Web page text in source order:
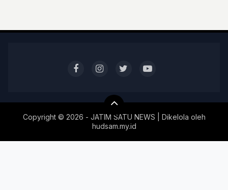
Copyright © 2026 - JATIM SATU NEWS | Dikelola oleh
hudsam.my.id